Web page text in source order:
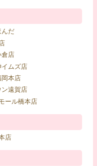
んだ
店
ムズ店
本店
遠賀店
ール橋本店
店